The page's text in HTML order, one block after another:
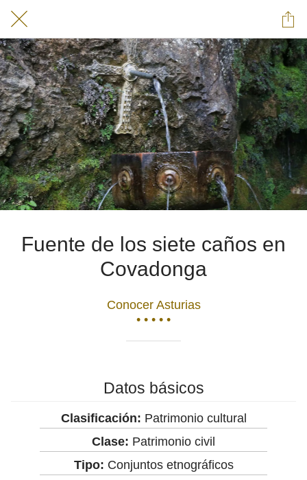
Fuente de los siete caños en
Covadonga
Conocer Asturias
• • • • •
Datos básicos
Clasificación: Patrimonio cultural
Clase: Patrimonio civil
Tipo: Conjuntos etnográficos